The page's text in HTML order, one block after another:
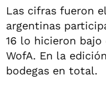
Las cifras fueron
argentinas
16 lo hicieron
WofA. En la
bodegas en total.